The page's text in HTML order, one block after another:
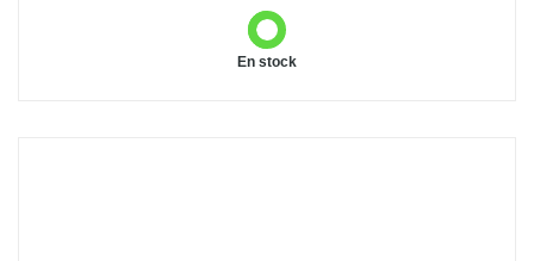
En stock